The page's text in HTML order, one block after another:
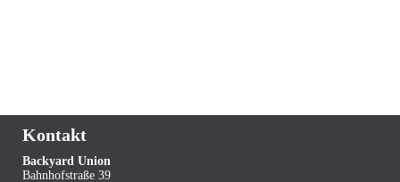
Kontakt
Backyard Union
Bahnhofstraße 39